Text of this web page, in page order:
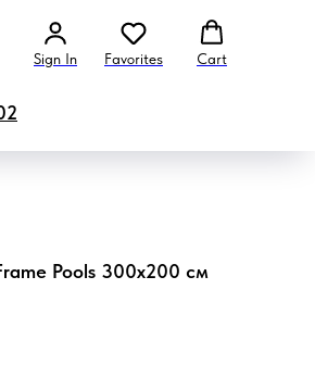
Sign In Favorites Cart
Pools 300х200 см